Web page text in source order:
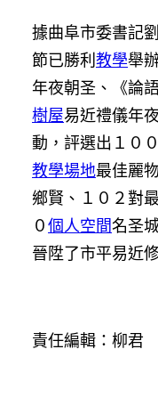
據曲阜市委書記
節已勝利 教學舉
年夜朝圣、《論
樹屋易近禮儀年
動，評選出１０
教學場地最佳麗
鄉賢、１０２對
０個人空間名圣
晉陞了市平易近
責任編輯：柳君